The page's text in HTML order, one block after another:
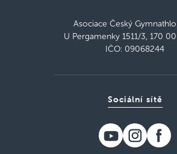
Asociace Český
U Pergamenky 1511/3, 170
IČO: 09068244
Sociální sítě